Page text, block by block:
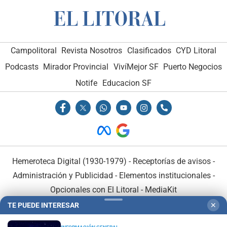
Campolitoral Revista Nosotros Clasificados CYD Litoral
Podcasts Mirador Provincial VivíMejor SF Puerto Negocios
Notife Educacion SF
Hemeroteca Digital (1930-1979) - Receptorías de avisos -
Administración y Publicidad - Elementos institucionales-
Opcionales con El Litoral - MediaKit
TE PUEDE INTERESAR ✕